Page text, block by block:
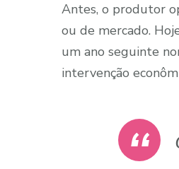
Antes, o produtor
ou de mercado.
um ano seguinte
intervenção